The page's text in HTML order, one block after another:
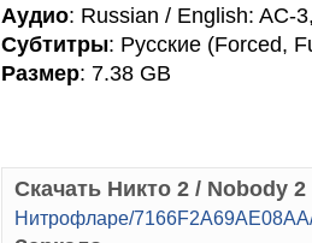
Аудио: Russian / English: AC-
Субтитры: Русские (Forced,
Размер: 7.38 GB
Скачать Никто 2 / Nobody 2
Hитpoфлape/